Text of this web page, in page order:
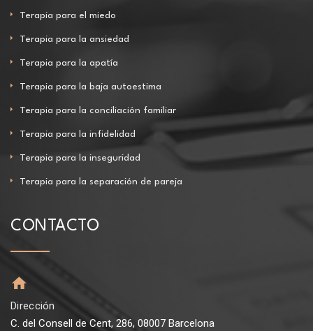
Terapia para el miedo
Terapia para la ansiedad
Terapia para la apatía
Terapia para la baja autoestima
Terapia para la conciliación familiar
Terapia para la infidelidad
Terapia para la inseguridad
Terapia para la separación de pareja
CONTACTO
Dirección
C. del Consell de Cent, 286, 08007 Barcelona